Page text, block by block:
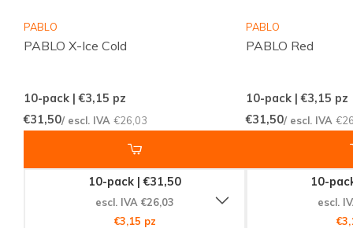
Servizio clienti sempre disponibile
gestione delle scorte, alla chiarezza nelle
comunicazioni e all'alta raggiungibilità. Grazie a
consegne costanti e a un assortimento professionale,
ordinare snus e sacchetti di nicotina diventa un
processo semplice, affidabile e piacevole. Troverai un
punto di riferimento discreto e moderno per il tuo
PABLO
PABLO X-Ice Cold
10-pack | €3,15 pz
€31,50/ escl. IVA €26,03
10-pack | €31,50
escl. IVA €26,03
€3,15 pz
PABLO
PABLO Red
10-pack | €3,15 pz
€31,50/ escl. IVA
10-
escl.